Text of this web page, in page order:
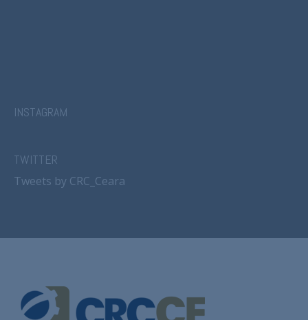
INSTAGRAM
TWITTER
Tweets by CRC_Ceara